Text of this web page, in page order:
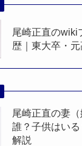
尾崎正直のwiki
歴｜東大卒・
尾崎正直の妻
誰？子供はい
解説